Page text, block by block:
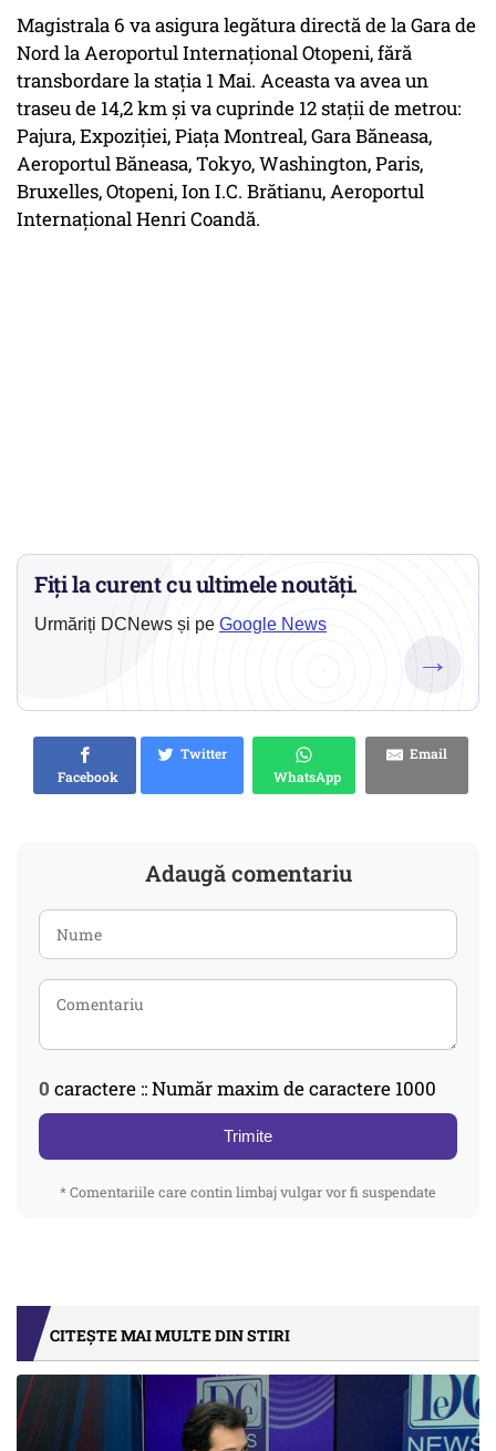
Magistrala 6 va asigura legătura directă de la Gara de
Nord la Aeroportul Internațional Otopeni, fără
transbordare la stația 1 Mai. Aceasta va avea un
traseu de 14,2 km și va cuprinde 12 stații de metrou:
Pajura, Expoziției, Piața Montreal, Gara Băneasa,
Aeroportul Băneasa, Tokyo, Washington, Paris,
Bruxelles, Otopeni, Ion I.C. Brătianu, Aeroportul
Internațional Henri Coandă.
Fiți la curent cu ultimele noutăți.
Urmăriți DCNews și pe Google News
→
Facebook
Twitter
WhatsApp
Email
Adaugă comentariu
0 caractere :: Număr maxim de caractere 1000
Trimite
* Comentariile care contin limbaj vulgar vor fi suspendate
CITEȘTE MAI MULTE DIN STIRI